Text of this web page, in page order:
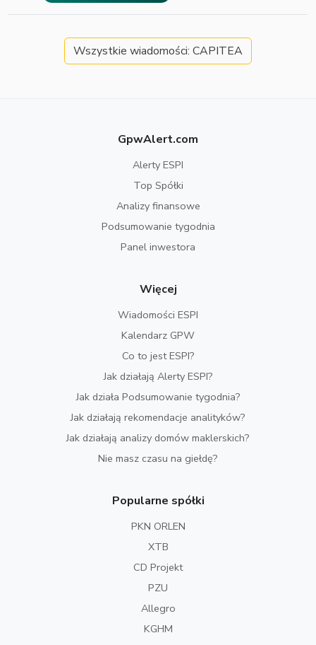
Wszystkie wiadomości: CAPITEA
GpwAlert.com
Alerty ESPI
Top Spółki
Analizy finansowe
Podsumowanie tygodnia
Panel inwestora
Więcej
Wiadomości ESPI
Kalendarz GPW
Co to jest ESPI?
Jak działają Alerty ESPI?
Jak działa Podsumowanie tygodnia?
Jak działają rekomendacje analityków?
Jak działają analizy domów maklerskich?
Nie masz czasu na giełdę?
Popularne spółki
PKN ORLEN
XTB
CD Projekt
PZU
Allegro
KGHM